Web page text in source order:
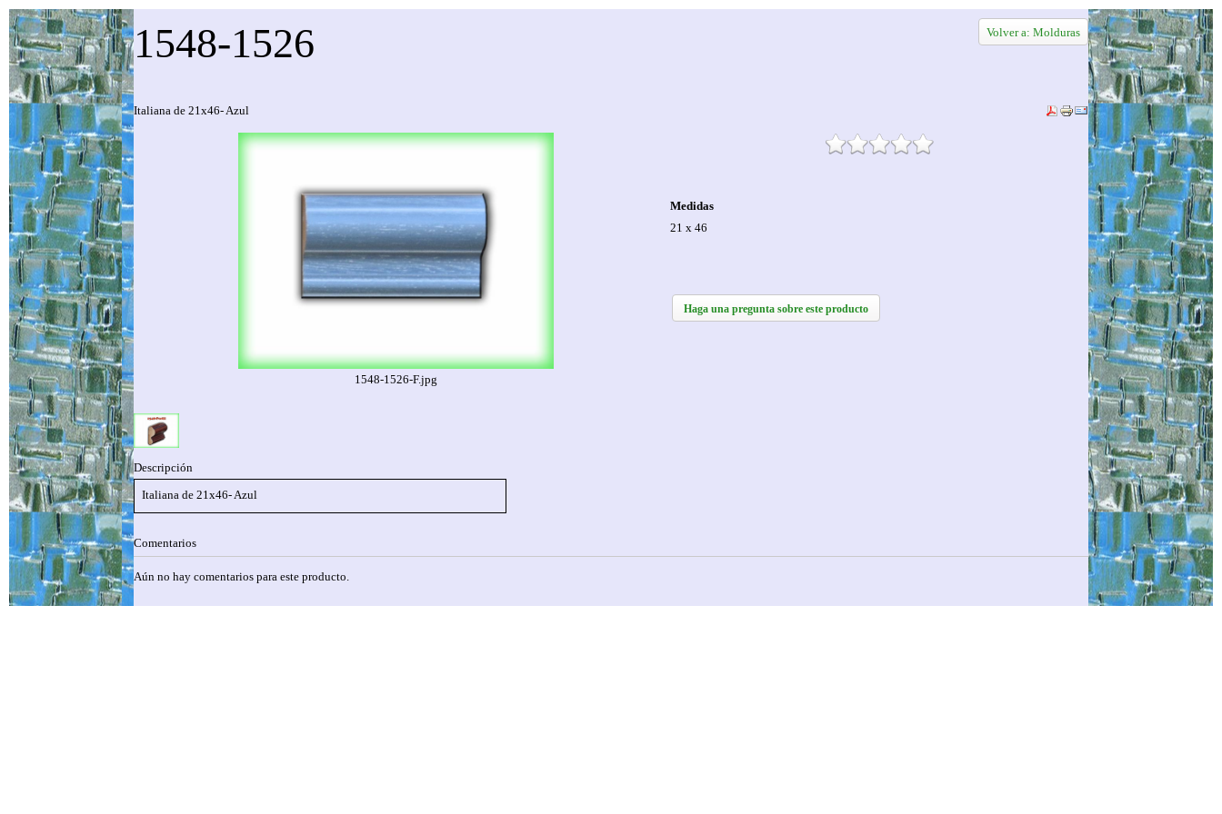
Volver a: Molduras
1548-1526
Italiana de 21x46- Azul
1548-1526-F.jpg
Medidas
21 x 46
Haga una pregunta sobre este producto
Descripción
Italiana de 21x46- Azul
Comentarios
Aún no hay comentarios para este producto.